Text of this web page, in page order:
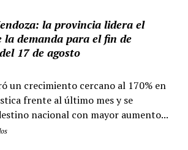
la provincia lidera el
la demanda para el fin de
17 de agosto
un crecimiento cercano al 170% en
frente al último mes y se
nacional con mayor aumento...